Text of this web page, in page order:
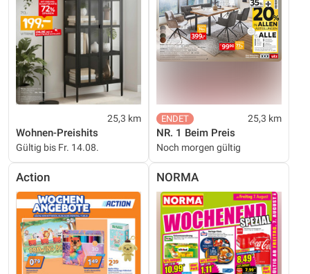
25,3 km
Wohnen-Preishits
Gültig bis Fr. 14.08.
25,3 km
NR. 1 Beim Preis
Noch morgen gültig
Action NORMA